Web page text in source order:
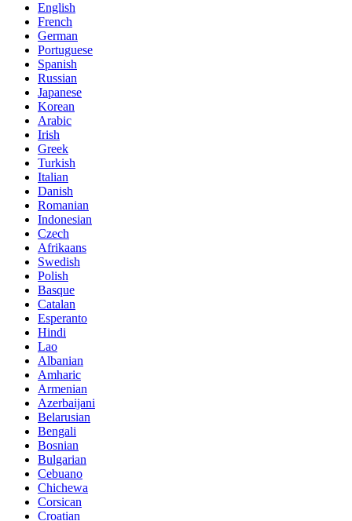
English
French
German
Portuguese
Spanish
Russian
Japanese
Korean
Arabic
Irish
Greek
Turkish
Italian
Danish
Romanian
Indonesian
Czech
Afrikaans
Swedish
Polish
Basque
Catalan
Esperanto
Hindi
Lao
Albanian
Amharic
Armenian
Azerbaijani
Belarusian
Bengali
Bosnian
Bulgarian
Cebuano
Chichewa
Corsican
Croatian